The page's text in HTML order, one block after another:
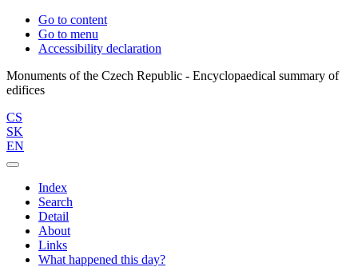
Go to content
Go to menu
Accessibility declaration
Monuments of the Czech Republic - Encyclopaedical summary of
CS
SK
EN
Index
Search
Detail
About
Links
What happened this day?